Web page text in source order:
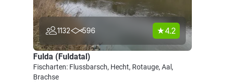
1132 596 4.2
Fulda (Fuldatal)
Fischarten: Flussbarsch, Hecht, Rotauge, Aal,
Brachse